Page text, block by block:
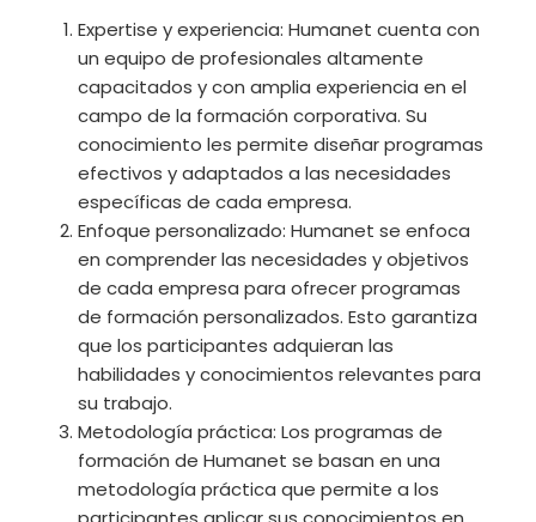
Expertise y experiencia: Humanet cuenta con
un equipo de profesionales altamente
capacitados y con amplia experiencia en el
campo de la formación corporativa. Su
conocimiento les permite diseñar programas
efectivos y adaptados a las necesidades
específicas de cada empresa.
Enfoque personalizado: Humanet se enfoca
en comprender las necesidades y objetivos
de cada empresa para ofrecer programas
de formación personalizados. Esto garantiza
que los participantes adquieran las
habilidades y conocimientos relevantes para
su trabajo.
Metodología práctica: Los programas de
formación de Humanet se basan en una
metodología práctica que permite a los